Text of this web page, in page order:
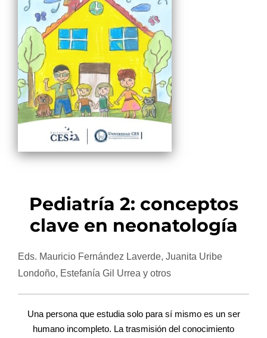
Pediatría 2: conceptos
clave en neonatología
Eds. Mauricio Fernández Laverde, Juanita Uribe
Londoño, Estefanía Gil Urrea y otros
Una persona que estudia solo para sí mismo es un ser
humano incompleto. La trasmisión del conocimiento